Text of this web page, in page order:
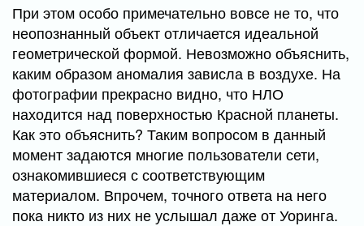
При этом особо примечательно вовсе не то, что
неопознанный объект отличается идеальной
геометрической формой. Невозможно объяснить,
каким образом аномалия зависла в воздухе. На
фотографии прекрасно видно, что НЛО
находится над поверхностью Красной планеты.
Как это объяснить? Таким вопросом в данный
момент задаются многие пользователи сети,
ознакомившиеся с соответствующим
материалом. Впрочем, точного ответа на него
пока никто из них не услышал даже от Уоринга.